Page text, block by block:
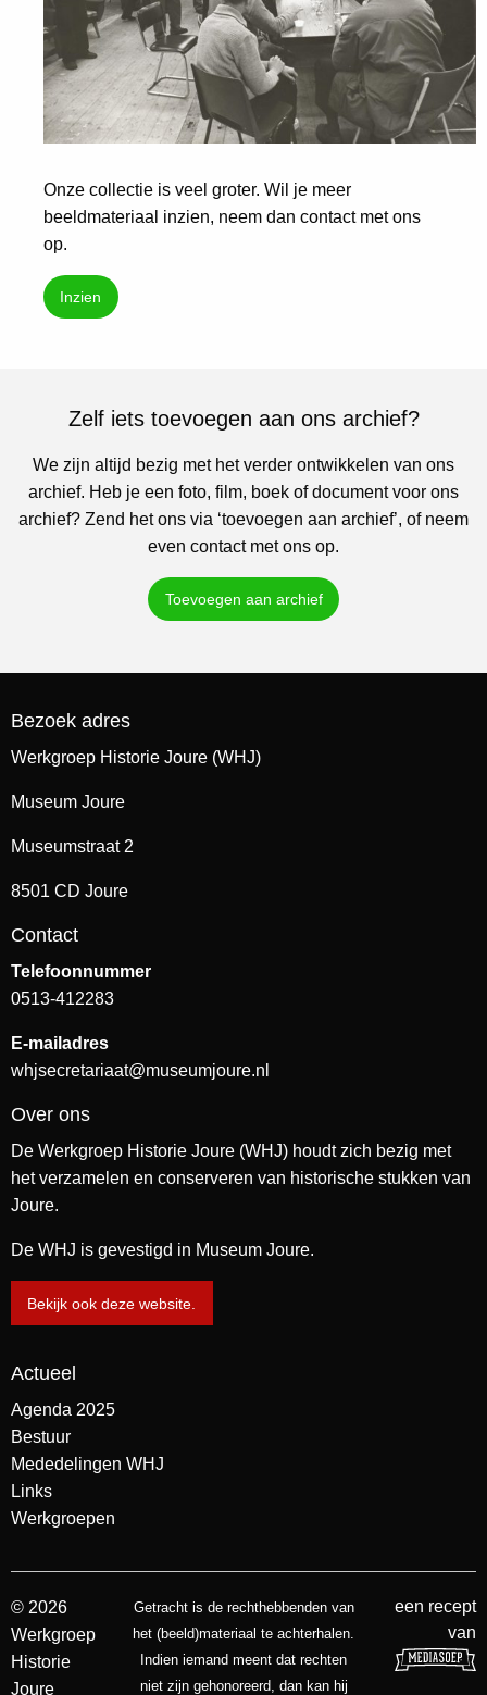
Onze collectie is veel groter. Wil je meer
beeldmateriaal inzien, neem dan contact met ons
op.
Inzien
Zelf iets toevoegen aan ons archief?
We zijn altijd bezig met het verder ontwikkelen van ons
archief. Heb je een foto, film, boek of document voor ons
archief? Zend het ons via ‘toevoegen aan archief’, of neem
even contact met ons op.
Toevoegen aan archief
Bezoek adres
Werkgroep Historie Joure (WHJ)
Museum Joure
Museumstraat 2
8501 CD Joure
Contact
Telefoonnummer
0513-412283
E-mailadres
whjsecretariaat@museumjoure.nl
Over ons
De Werkgroep Historie Joure (WHJ) houdt zich bezig met
het verzamelen en conserveren van historische stukken van
Joure.
De WHJ is gevestigd in Museum Joure.
Bekijk ook deze website.
Actueel
Agenda 2025
Bestuur
Mededelingen WHJ
Links
Werkgroepen
© 2026
Werkgroep
Historie
Joure
Getracht is de rechthebbenden van
het (beeld)materiaal te achterhalen.
Indien iemand meent dat rechten
niet zijn gehonoreerd, dan kan hij
een recept
van